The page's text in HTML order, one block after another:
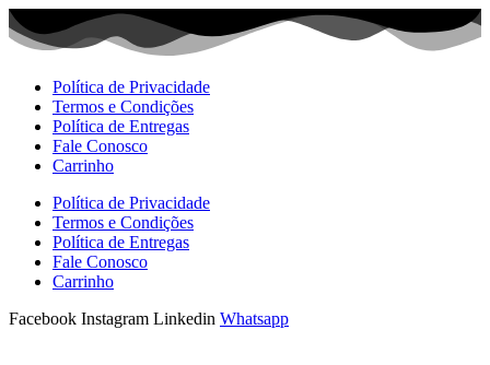
Ir
para
Política de Privacidade
Termos e Condições
Política de Entregas
Fale Conosco
Carrinho
Política de Privacidade
Termos e Condições
Política de Entregas
Fale Conosco
Carrinho
Facebook Instagram Linkedin Whatsapp